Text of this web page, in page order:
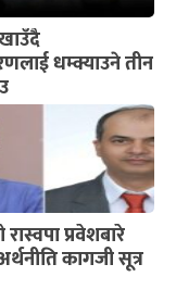
धम्क्याउने तीन
प्रवेशबारे
कागजी सूत्र